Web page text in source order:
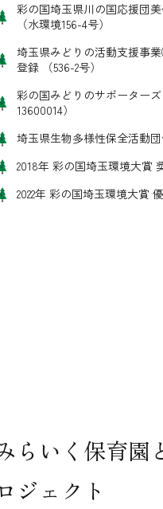
彩の国埼玉県川の国応援団
（水環境156-4号）
埼玉県みどりの活動支援事
登録 （536-2号）
彩の国みどりのサポーター
13600014）
埼玉県生物多様性保全活動
2018年 彩の国埼玉環境大賞
2022年 彩の国埼玉環境大賞
らいく保育園
ロジェクト